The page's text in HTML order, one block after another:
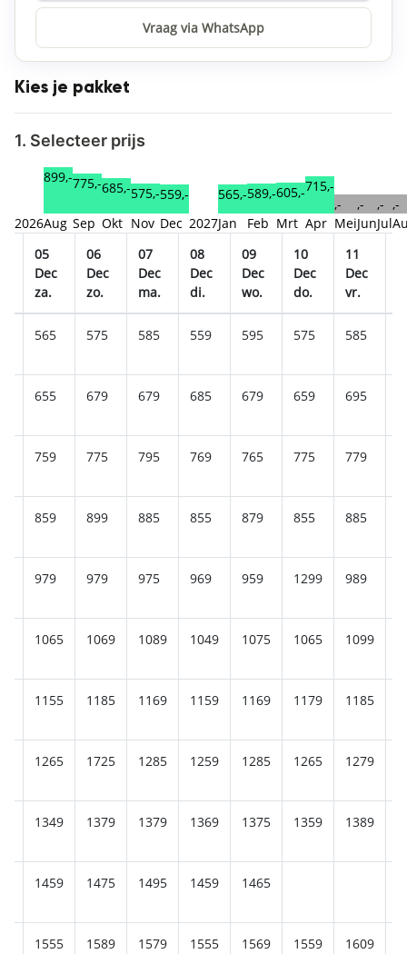
Vraag via WhatsApp
Kies je pakket
1. Selecteer prijs
2026
899,-
Aug
775,-
Sep
685,-
Okt
575,-
Nov
559,-
Dec 2027
565,-
Jan
589,-
Feb
605,-
Mrt
715,-
Apr
,-
Mei
,-
Jun
,-
Jul
,-
05
Dec
za.
06
Dec
zo.
07
Dec
ma.
08
Dec
di.
09
Dec
wo.
10
Dec
do.
11
Dec
vr.
565 575 585 559 595 575 585
655 679 679 685 679 659 695
759 775 795 769 765 775 779
859 899 885 855 879 855 885
979 979 975 969 959 1299 989
1065 1069 1089 1049 1075 1065 1099
1155 1185 1169 1159 1169 1179 1185
1265 1725 1285 1259 1285 1265 1279
1349 1379 1379 1369 1375 1359 1389
1459 1475 1495 1459 1465
1555 1589 1579 1555 1569 1559 1609